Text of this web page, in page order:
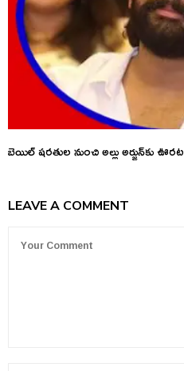
బెయిల్ షరతుల నుంచి అల్లు అర్జున్‌కు ఊరట
LEAVE A COMMENT